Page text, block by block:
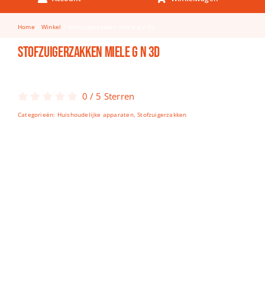
Keuken & Tafelen
Kinderfietsen
Knutselen
Spellen
Home Winkel
Stofzuigerzakken miele g n 3d
0 / 5 Sterren
Categorieën: Huishoudelijke apparaten,Stofzuigerzakken